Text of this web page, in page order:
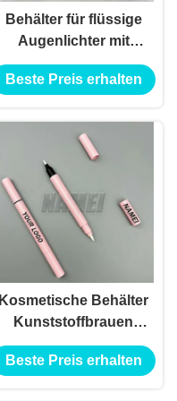
Behälter für flüssige
Augenlichter mit
Privatetikett
Beste Preis erhalten
Kosmetische Behälter
Kunststoffbrauen
Bleistift Verpackung
Flüssigkeit Eyeliner
Beste Preis erhalten